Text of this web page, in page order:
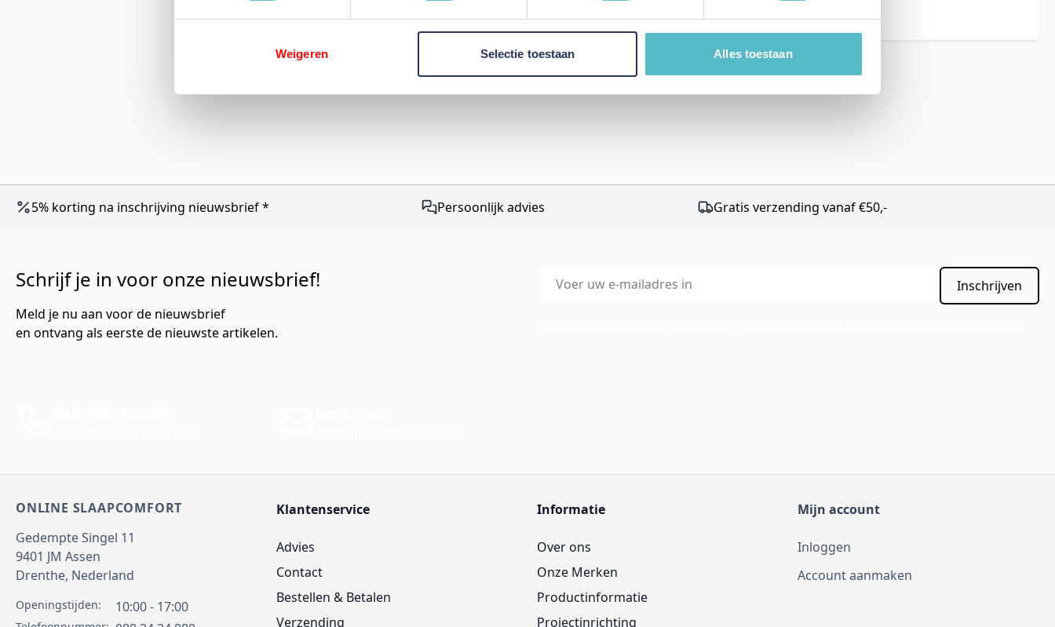
Weigeren Selectie toestaan Alles toestaan
5% korting na inschrijving nieuwsbrief * Persoonlijk advies Gratis verzending vanaf €50,-
Schrijf je in voor onze nieuwsbrief!
Meld je nu aan voor de nieuwsbrief
en ontvang als eerste de nieuwste artikelen.
E-mailadres
Inschrijven
ONLINE SLAAPCOMFORT
Gedempte Singel 11
9401 JM Assen
Drenthe, Nederland
Openingstijden: 10:00 - 17:00
Klantenservice
Advies
Contact
Bestellen & Betalen
Verzending
Informatie
Over ons
Onze Merken
Productinformatie
Projectinrichting
Mijn account
Inloggen
Account aanmaken